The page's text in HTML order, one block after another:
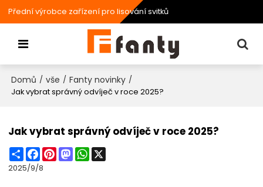
Přední výrobce zařízení pro lisování svitků
Domů / vše / Fanty novinky /
Jak vybrat správný odvíječ v roce 2025?
Jak vybrat správný odvíječ v roce 2025?
ShareFacebook
PinterestMastodonWhatsApp
2025/9/8